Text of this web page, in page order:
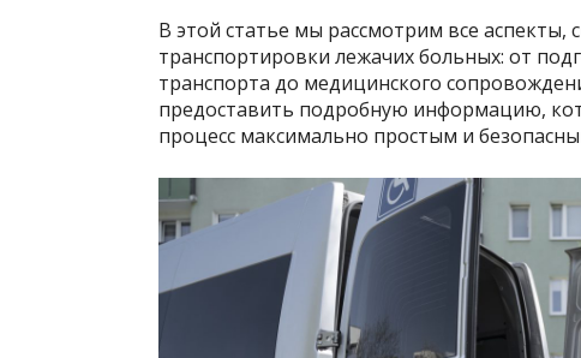
В этой статье мы рассмотрим все
транспортировки лежачих больных: от
транспорта до медицинского
предоставить подробную информацию,
процесс максимально простым и